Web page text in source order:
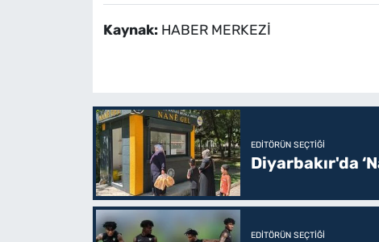
Kaynak: HABER MERKEZİ
EDITÖRÜN SEÇTIĞI
Diyarbakır'da
EDITÖRÜN SEÇTIĞI